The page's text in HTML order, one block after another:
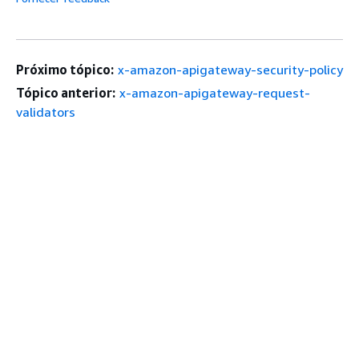
Próximo tópico: x-amazon-apigateway-security-policy
Tópico anterior: x-amazon-apigateway-request-
validators